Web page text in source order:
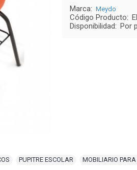
Marca: Meydo
Código Producto:
Disponibilidad: Por
PUPITRE ESCOLAR MOBILIARIO